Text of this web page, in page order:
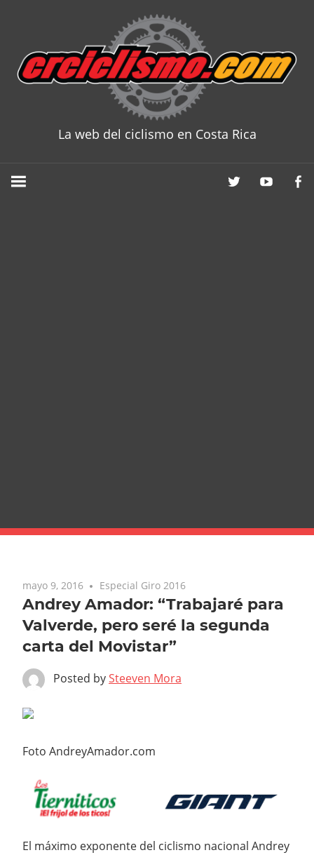
content
La web del ciclismo en Costa Rica
mayo 9, 2016 Especial Giro 2016
Andrey Amador: “Trabajaré para
Valverde, pero seré la segunda
carta del Movistar”
Posted bySteeven Mora
Foto AndreyAmador.com
El máximo exponente del ciclismo nacional Andrey